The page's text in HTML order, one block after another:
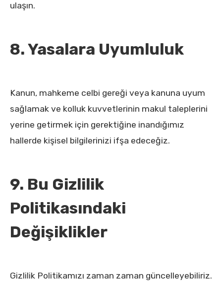
ulaşın.
8. Yasalara Uyumluluk
Kanun, mahkeme celbi gereği veya kanuna uyum
sağlamak ve kolluk kuvvetlerinin makul taleplerini
yerine getirmek için gerektiğine inandığımız
hallerde kişisel bilgilerinizi ifşa edeceğiz.
9. Bu Gizlilik
Politikasındaki
Değişiklikler
Gizlilik Politikamızı zaman zaman güncelleyebiliriz.